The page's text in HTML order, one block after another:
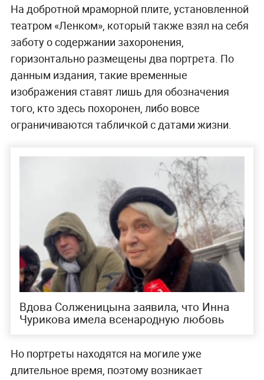
На добротной мраморной плите, установленной
театром «Ленком», который также взял на себя
заботу о содержании захоронения,
горизонтально размещены два портрета. По
данным издания, такие временные
изображения ставят лишь для обозначения
того, кто здесь похоронен, либо вовсе
ограничиваются табличкой с датами жизни.
Вдова Солженицына заявила, что Инна
Чурикова имела всенародную любовь
Но портреты находятся на могиле уже
длительное время, поэтому возникает